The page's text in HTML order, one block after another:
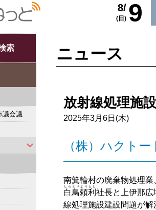
9
8/
(日)
索
会議員選挙
輪村議選
那市議会議員選挙
議補欠選挙
輪村議選
選３．１１の今
選定５０周年記念特集
３．１１の今
引者たち
時事対談
域社会をめざして
挙年ロを越える交流
題
ニュース
放射線処理施
2025年3月6日(木)
（株）ハクト
南箕輪村の廃棄物処理
白鳥頼利
しらとりよりとし
社長と上伊那
線処理施設建設問題が